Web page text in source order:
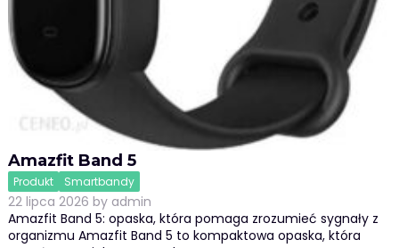
Amazfit Band 5
Produkt Smartbandy
22 lipca 2026 by admin
Amazfit Band 5: opaska, która pomaga zrozumieć sygnały z
organizmu Amazfit Band 5 to kompaktowa opaska, która